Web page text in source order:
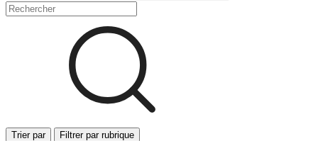
Trier par Filtrer par rubrique